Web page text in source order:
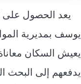
يعد الحصول على
يوسف بمديرية
يعيش السكان
يدفعهم إلى البحث